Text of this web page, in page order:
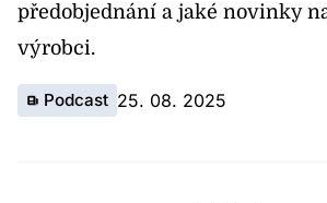
předobjednání a jaké novinky
výrobci.
Podcast 25. 08. 2025